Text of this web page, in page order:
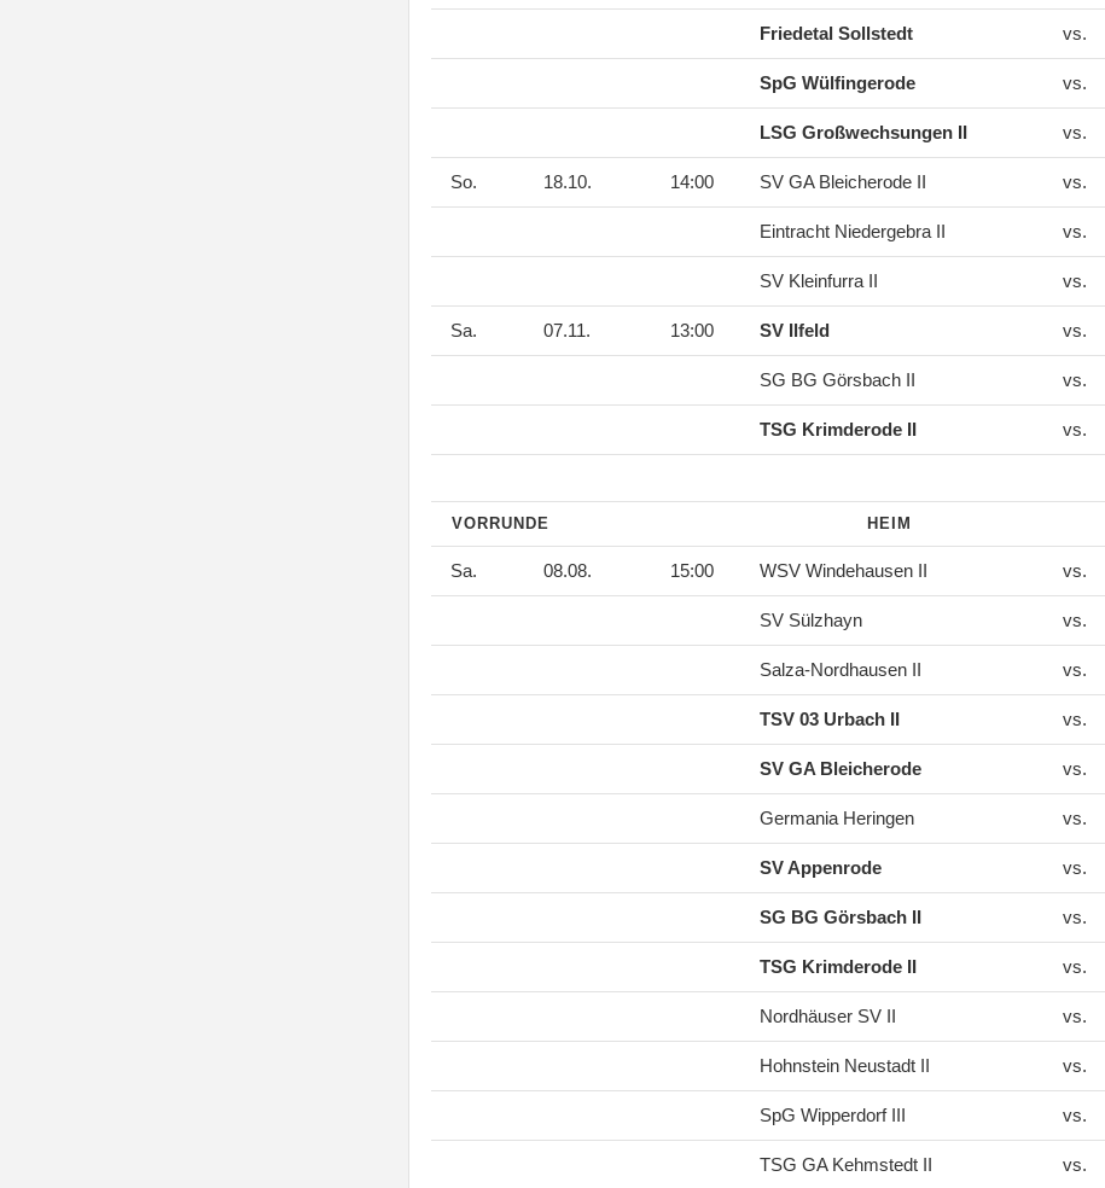
Friedetal Sollstedt vs.
SpG Wülfingerode vs.
LSG Großwechsungen II vs.
So. 18.10. 14:00 SV GA Bleicherode II vs.
Eintracht Niedergebra II vs.
SV Kleinfurra II vs.
Sa. 07.11. 13:00 SV Ilfeld vs.
SG BG Görsbach II vs.
TSG Krimderode II vs.
VORRUNDE HEIM
Sa. 08.08. 15:00 WSV Windehausen II vs.
SV Sülzhayn vs.
Salza-Nordhausen II vs.
TSV 03 Urbach II vs.
SV GA Bleicherode vs.
Germania Heringen vs.
SV Appenrode vs.
SG BG Görsbach II vs.
TSG Krimderode II vs.
Nordhäuser SV II vs.
Hohnstein Neustadt II vs.
SpG Wipperdorf III vs.
TSG GA Kehmstedt II vs.